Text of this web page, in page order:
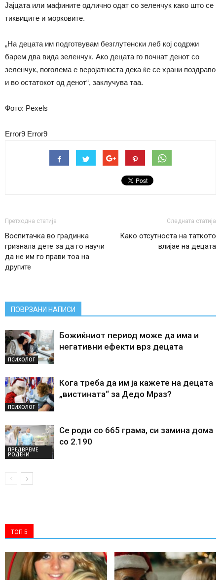
Јајцата или мафините одлично одат со зеленчук како што се
тиквиците и морковите.
„На децата им подготвувам безглутенски леб кој содржи
барем два вида зеленчук. Ако децата го почнат денот со
зеленчук, поголема е веројатноста дека ќе се храни поздраво
и во остатокот од денот“, заклучува таа.
Фото: Pexels
Error9 Error9
Претходна статија
Воспитачка во градинка
гризнала дете за да го научи
да не им го прави тоа на
другите
Следната статија
Како отсутноста на таткото
влијае на децата
ПОВРЗАНИ НАПИСИ
ПСИХОЛОГ
Божиќниот период може да има и
негативни ефекти врз децата
ПСИХОЛОГ
Кога треба да им ја кажете на децата
„вистината“ за Дедо Мраз?
ПРЕДВРЕМЕ
РОДЕНИ
Се роди со 665 грама, си замина дома
со 2.190
ТОП 5